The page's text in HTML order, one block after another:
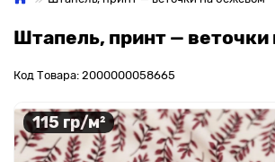
Штапель, принт —
Код Товара: 2000000058665
115 гр/м²